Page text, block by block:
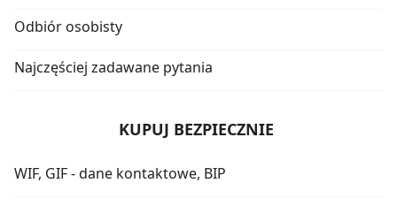
Odbiór osobisty
Najczęściej zadawane pytania
KUPUJ BEZPIECZNIE
WIF, GIF - dane kontaktowe, BIP